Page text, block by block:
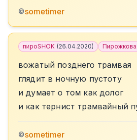
©sometimer
пироSHOK (26.04.2020)
вожатый позднего трамвая
глядит в ночную пустоту
и думает о том как долог
и как тернист трамвайный
©sometimer